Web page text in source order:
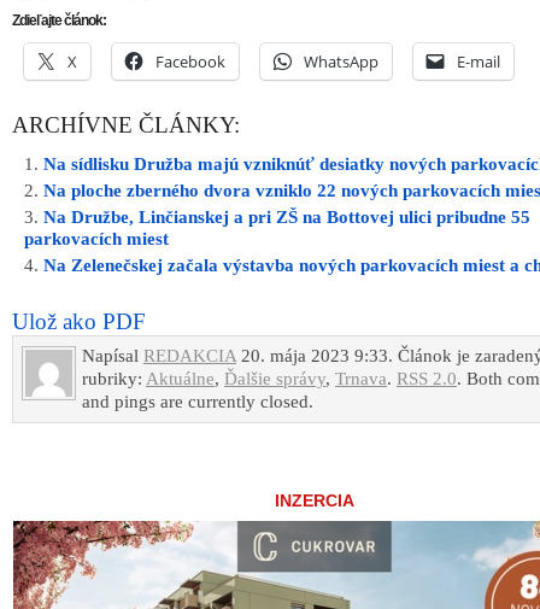
Zdieľajte článok:
X Facebook WhatsApp E-mail
ARCHÍVNE ČLÁNKY:
Na sídlisku Družba majú vzniknúť desiatky nových
Na ploche zberného dvora vzniklo 22 nových parkovacích
Na Družbe, Linčianskej a pri ZŠ na Bottovej ulici pribudne 55
parkovacích miest
Na Zelenečskej začala výstavba nových parkovacích miest a
Ulož ako PDF
Napísal REDAKCIA20. mája 2023 9:33. Článok je
rubriky: Aktuálne, Ďalšie správy, Trnava. RSS 2.0. Both
and pings are currently closed.
INZERCIA